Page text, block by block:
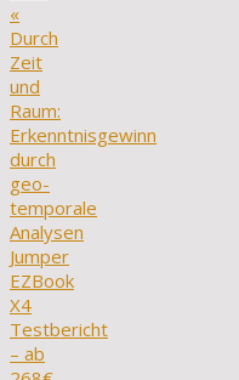
«
Durch
Zeit
und
Raum:
Erkenntnisgewinn
durch
geo-
temporale
Analysen
Jumper
EZBook
X4
Testbericht
– ab